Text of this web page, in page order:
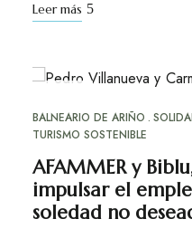
Leer más
14
BALNEARIO DE ARIÑO
TURISMO SOSTENIBLE
AFAMMER y
impulsar el
soledad no